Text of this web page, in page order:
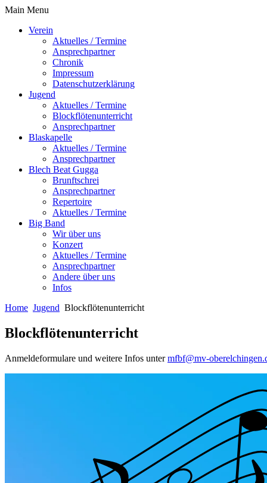
Main Menu
Verein
Aktuelles / Termine
Ansprechpartner
Chronik
Impressum
Datenschutzerklärung
Jugend
Aktuelles / Termine
Blockflötenunterricht
Ansprechpartner
Blaskapelle
Aktuelles / Termine
Ansprechpartner
Blech Beat Gugga
Brunftschrei
Ansprechpartner
Repertoire
Aktuelles / Termine
Big Band
Wir über uns
Konzert
Aktuelles / Termine
Ansprechpartner
Andere über uns
Infos
Home Jugend Blockflötenunterricht
Blockflötenunterricht
Anmeldeformulare und weitere Infos untermfbf@mv-